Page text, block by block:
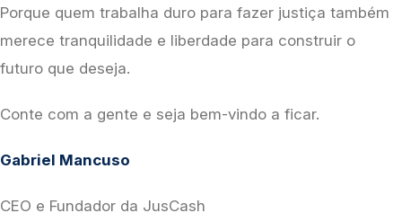
Porque quem trabalha duro para fazer justiça também
merece tranquilidade e liberdade para construir o
futuro que deseja.
Conte com a gente e seja bem-vindo a ficar.
Gabriel Mancuso
CEO e Fundador da JusCash